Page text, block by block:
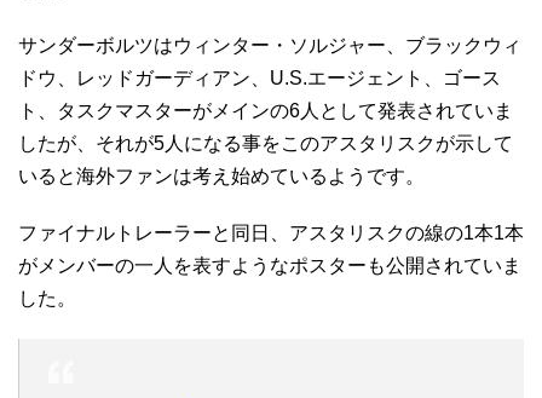
サンダーボルツはウィンター・ソルジャー、ブラックウィ
ドウ、レッドガーディアン、U.S.エージェント、ゴース
ト、タスクマスターがメインの6人として発表されていま
したが、それが5人になる事をこのアスタリスクが示して
いると海外ファンは考え始めているようです。
ファイナルトレーラーと同日、アスタリスクの線の1本1本
がメンバーの一人を表すようなポスターも公開されていま
した。